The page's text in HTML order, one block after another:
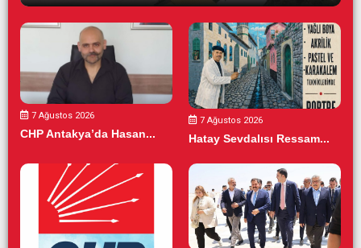
7 Ağustos 2026
CHP Antakya’da Hasan...
7 Ağustos 2026
Hatay Sevdalısı Ressam...